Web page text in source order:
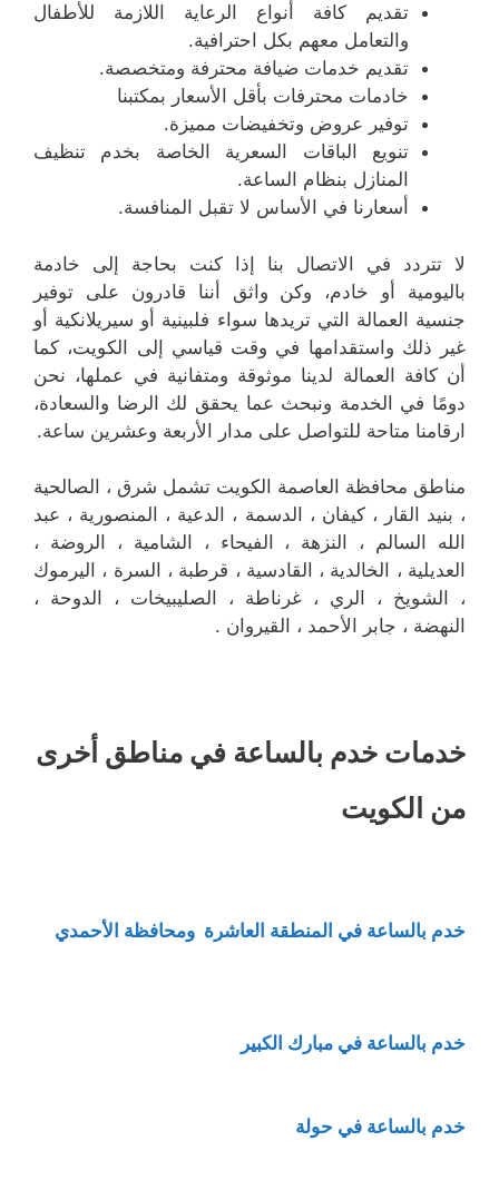
تقديم كافة أنواع الرعاية اللازمة للأطفال
والتعامل معهم بكل احترافية.
تقديم خدمات ضيافة محترفة ومتخصصة.
خادمات محترفات بأقل الأسعار بمكتبنا
توفير عروض وتخفيضات مميزة.
تنويع الباقات السعرية الخاصة بخدم تنظيف
المنازل بنظام الساعة.
أسعارنا في الأساس لا تقبل المنافسة.
لا تتردد في الاتصال بنا إذا كنت بحاجة إلى خادمة
باليومية أو خادم، وكن واثق أننا قادرون على توفير
جنسية العمالة التي تريدها سواء فلبينية أو سيريلانكية أو
غير ذلك واستقدامها في وقت قياسي إلى الكويت، كما
أن كافة العمالة لدينا موثوقة ومتفانية في عملها، نحن
دومًا في الخدمة ونبحث عما يحقق لك الرضا والسعادة،
ارقامنا متاحة للتواصل على مدار الأربعة وعشرين ساعة.
مناطق محافظة العاصمة الكويت تشمل شرق ، الصالحية
، بنيد القار ، كيفان ، الدسمة ، الدعية ، المنصورية ، عبد
الله السالم ، النزهة ، الفيحاء ، الشامية ، الروضة ،
العديلية ، الخالدية ، القادسية ، قرطبة ، السرة ، اليرموك
، الشويخ ، الري ، غرناطة ، الصليبيخات ، الدوحة ،
النهضة ، جابر الأحمد ، القيروان .
خدمات خدم بالساعة في مناطق أخرى
من الكويت
خدم بالساعة في المنطقة العاشرة ومحافظة الأحمدي
خدم بالساعة في مبارك الكبير
خدم بالساعة في حولة